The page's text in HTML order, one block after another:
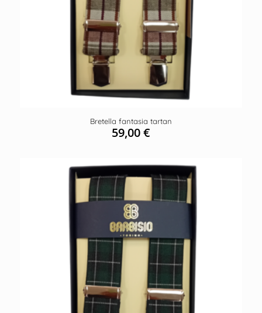
Bretella fantasia tartan
59,00€